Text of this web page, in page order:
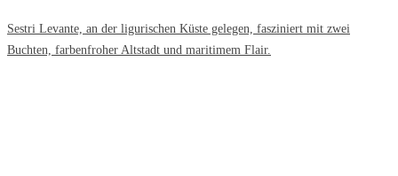
Sestri Levante, an der ligurischen Küste gelegen, fasziniert mit zwei
Buchten, farbenfroher Altstadt und maritimem Flair.